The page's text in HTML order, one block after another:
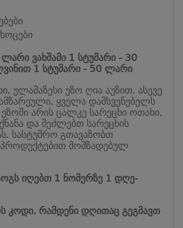
ლარი ვახშამი 1 სტუმარი - 30
1 სტუმარი - 50 ლარი
ულამაზესი ეზო ღია აუზით. ასევე
ყველა დამსვენებელს
არის ცალკე სარეცხი ოთახი,
და შეძლებთ სარეცხის
სასტუმრო გთავაზობთ
მომზადებულ
იღებთ 1 ნომერზე 1 დღე-
კოდი, რამდენი დღითაც გეგმავთ